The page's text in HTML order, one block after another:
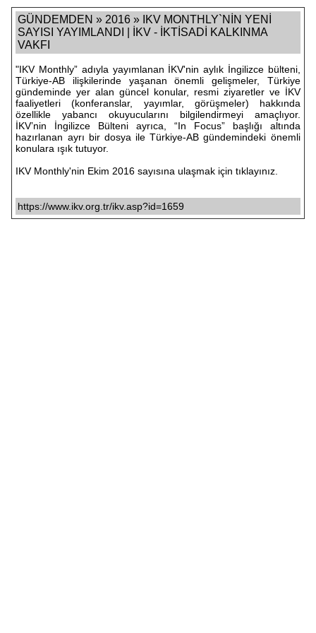
GÜNDEMDEN » 2016 » IKV MONTHLY`NİN YENİ
SAYISI YAYIMLANDI | İKV - İKTİSADİ KALKINMA
VAKFI
"IKV Monthly” adıyla yayımlanan İKV'nin aylık İngilizce bülteni,
Türkiye-AB ilişkilerinde yaşanan önemli gelişmeler, Türkiye
gündeminde yer alan güncel konular, resmi ziyaretler ve İKV
faaliyetleri (konferanslar, yayımlar, görüşmeler) hakkında
özellikle yabancı okuyucularını bilgilendirmeyi amaçlıyor.
İKV’nin İngilizce Bülteni ayrıca, “In Focus” başlığı altında
hazırlanan ayrı bir dosya ile Türkiye-AB gündemindeki önemli
konulara ışık tutuyor.
IKV Monthly'nin Ekim 2016 sayısına ulaşmak içintıklayınız
https://www.ikv.org.tr/ikv.asp?id=1659